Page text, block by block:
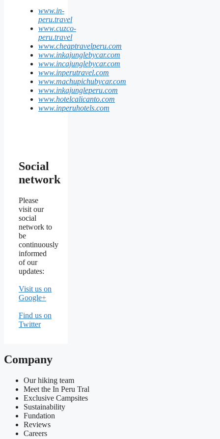
www.in-
peru.travel
www.cuzco-
peru.travel
www.cheaptravelperu.com
www.inkajunglebycar.com
www.incajunglebycar.com
www.inperutravel.com
www.machupichubycar.com
www.inkajungleperu.com
www.hotelcalicanto.com
www.inperuhotels.com
Social
network
Please
visit our
social
network to
be
continuously
informed
of our
updates:
Visit us on
Google+
Find us on
Twitter
Company
Our hiking team
Meet the In Peru Tral
Exclusive Campsites
Sustainability
Fundation
Reviews
Careers